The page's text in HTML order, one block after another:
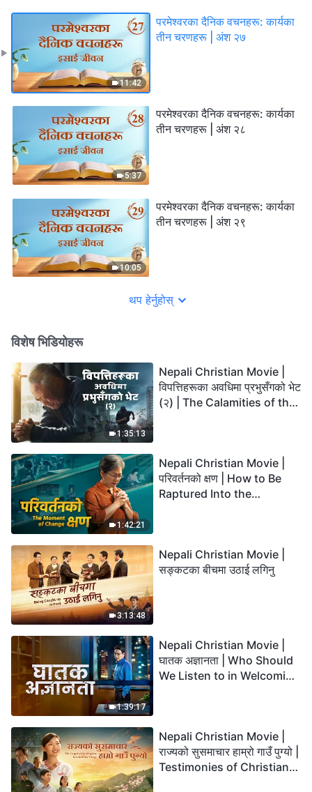
11:42
परमेश्‍वरका दैनिक वचनहरू: कार्यका
तीन चरणहरू | अंश २७
5:37
परमेश्‍वरका दैनिक वचनहरू: कार्यका
तीन चरणहरू | अंश २८
10:05
परमेश्‍वरका दैनिक वचनहरू: कार्यका
तीन चरणहरू | अंश २९
थप हेर्नुहोस्
विशेष भिडियोहरू
1:35:13
Nepali Christian Movie |
विपत्तिहरूका अवधिमा प्रभुसँगको भेट
(२) | The Calamities of the
1:42:21
Nepali Christian Movie |
परिवर्तनको क्षण | How to Be
Raptured Into the
3:13:48
Nepali Christian Movie |
सङ्कटका बीचमा उठाई लगिनु
1:39:17
Nepali Christian Movie |
घातक अज्ञानता | Who Should
We Listen to in Welcoming
Nepali Christian Movie |
राज्यको सुसमाचार हाम्रो गाउँ पुग्यो |
Testimonies of Christians